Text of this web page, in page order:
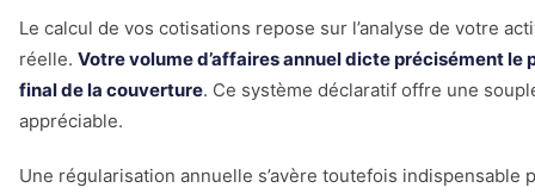
Le calcul de vos cotisations repose sur l’analyse de votre
réelle. Votre volume d’affaires annuel dicte précisément le
final de la couverture. Ce système déclaratif offre une
appréciable.
Une régularisation annuelle s’avère toutefois indispensable